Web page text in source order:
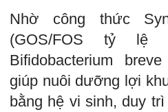
Nhờ công thức
(GOS/FOS tỷ lệ
Bifidobacterium
giúp nuôi dưỡng lợi
bằng hệ vi sinh, duy